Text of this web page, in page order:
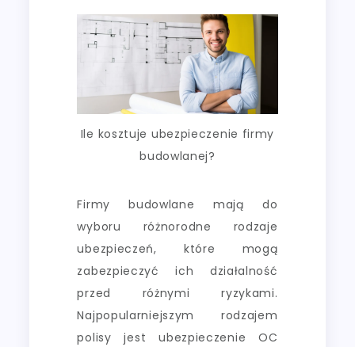
Ile kosztuje ubezpieczenie firmy
budowlanej?
Firmy budowlane mają do
wyboru różnorodne rodzaje
ubezpieczeń, które mogą
zabezpieczyć ich działalność
przed różnymi ryzykami.
Najpopularniejszym rodzajem
polisy jest ubezpieczenie OC